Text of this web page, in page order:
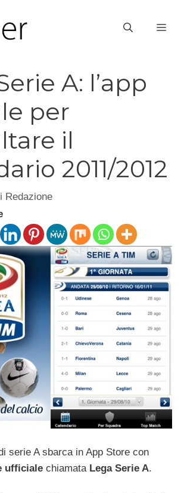
A: l’app
per
il
2011/2012
Redazione
serie A sbarca in App Store con
ufficiale chiamataLega Serie A.